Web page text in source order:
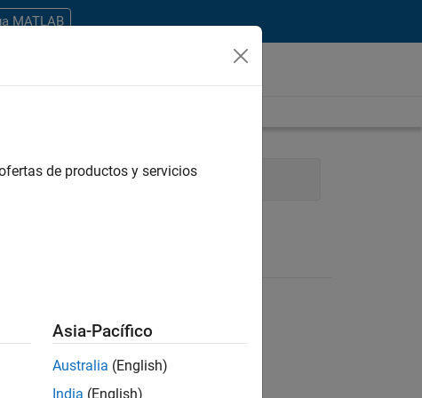
MATLAB
Legal
todos los empleos en su zona.
de productos y servicios
Asia-Pacífico
Australia (English)
India (English)